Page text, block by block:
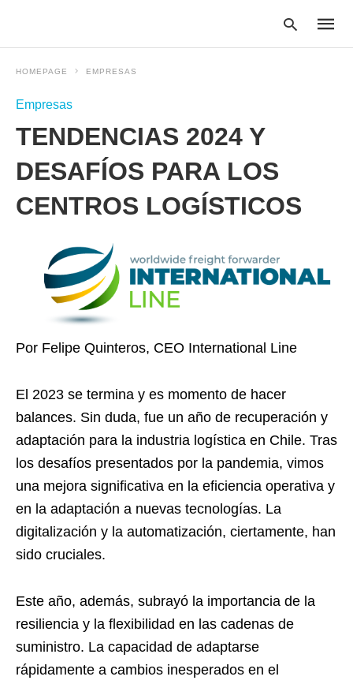
HOMEPAGE EMPRESAS
Empresas
TENDENCIAS 2024 Y
DESAFÍOS PARA LOS
CENTROS LOGÍSTICOS
Por Felipe Quinteros, CEO International Line
El 2023 se termina y es momento de hacer
balances. Sin duda, fue un año de recuperación y
adaptación para la industria logística en Chile. Tras
los desafíos presentados por la pandemia, vimos
una mejora significativa en la eficiencia operativa y
en la adaptación a nuevas tecnologías. La
digitalización y la automatización, ciertamente, han
sido cruciales.
Este año, además, subrayó la importancia de la
resiliencia y la flexibilidad en las cadenas de
suministro. La capacidad de adaptarse
rápidamente a cambios inesperados en el